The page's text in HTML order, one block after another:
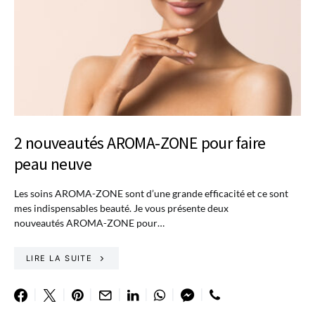
2 nouveautés AROMA-ZONE pour faire
peau neuve
Les soins AROMA-ZONE sont d’une grande efficacité et ce sont
mes indispensables beauté. Je vous présente deux
nouveautés AROMA-ZONE pour…
LIRE LA SUITE